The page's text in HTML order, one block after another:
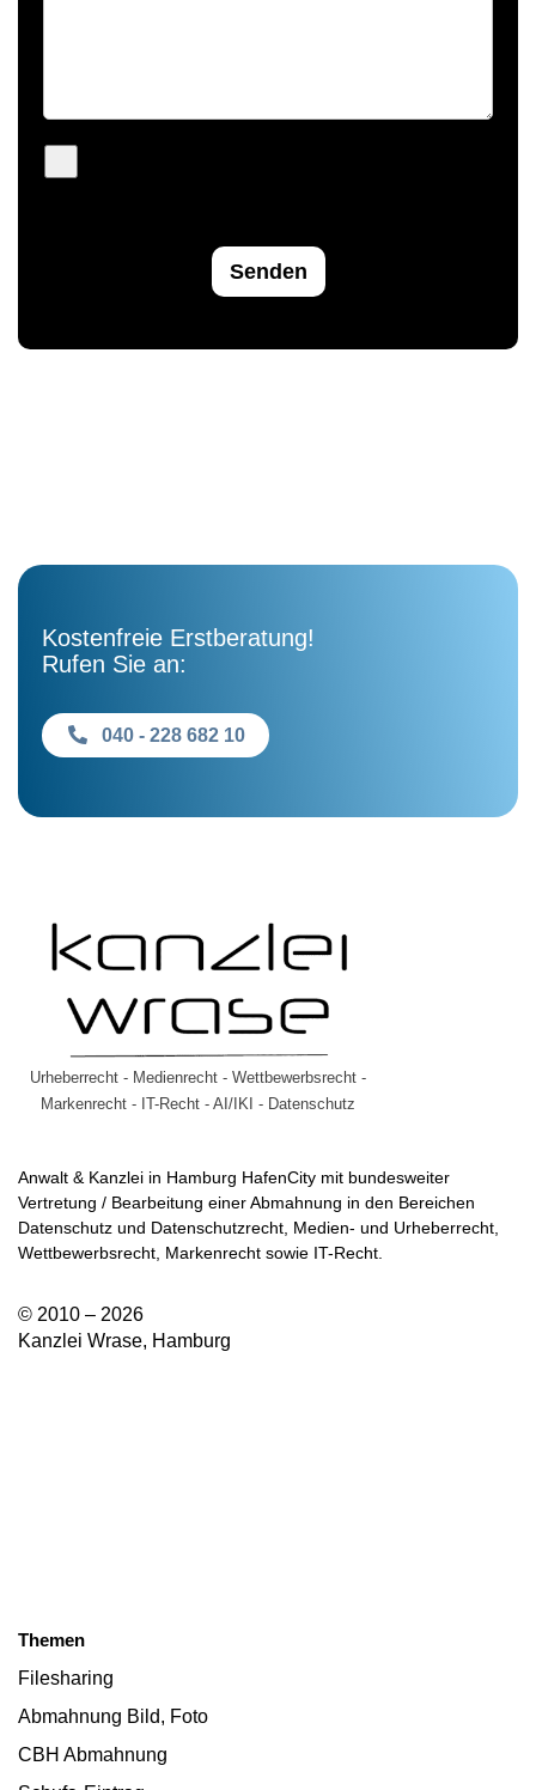
Senden
Kostenfreie Erstberatung!
Rufen Sie an:
040 - 228 682 10
Urheberrecht - Medienrecht - Wettbewerbsrecht -
Markenrecht - IT-Recht - AI/IKI - Datenschutz
Anwalt & Kanzlei in Hamburg HafenCity mit bundesweiter
Vertretung / Bearbeitung einer Abmahnung in den Bereichen
Datenschutz und Datenschutzrecht, Medien- und Urheberrecht,
Wettbewerbsrecht, Markenrecht sowie IT-Recht.
© 2010 – 2026
Kanzlei Wrase, Hamburg
Themen
Filesharing
Abmahnung Bild, Foto
CBH Abmahnung